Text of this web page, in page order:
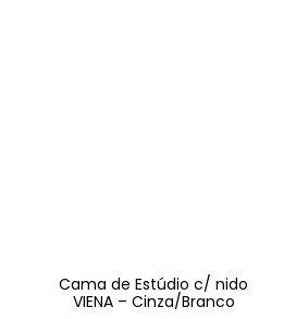
Cama de Estúdio c/ nido
VIENA – Cinza/Branco